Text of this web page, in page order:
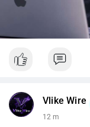
Vlike Wire
12 m